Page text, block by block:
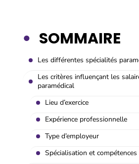
SOMMAIRE
Les différentes spécialités
Les critères influençant les
paramédical
Lieu d’exercice
Expérience professionnelle
Type d’employeur
Spécialisation et